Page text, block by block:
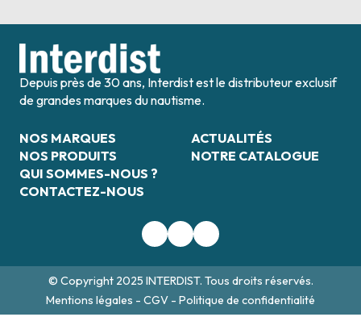
Depuis près de 30 ans, Interdist est le distributeur exclusif
de grandes marques du nautisme.
NOS MARQUES
NOS PRODUITS
QUI SOMMES-NOUS ?
CONTACTEZ-NOUS
ACTUALITÉS
NOTRE CATALOGUE
© Copyright 2025 INTERDIST. Tous droits réservés.
Mentions légales - CGV - Politique de confidentialité